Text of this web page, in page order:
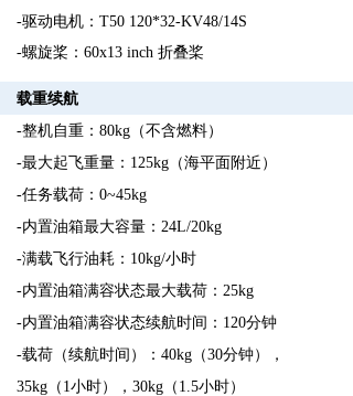
-驱动电机：T50 120*32-KV48/14S
-螺旋桨：60x13 inch 折叠桨
载重续航
-整机自重：80kg（不含燃料）
-最大起飞重量：125kg（海平面附近）
-任务载荷：0~45kg
-内置油箱最大容量：24L/20kg
-满载飞行油耗：10kg/小时
-内置油箱满容状态最大载荷：25kg
-内置油箱满容状态续航时间：120分钟
-载荷（续航时间）：40kg（30分钟），
35kg（1小时），30kg（1.5小时）